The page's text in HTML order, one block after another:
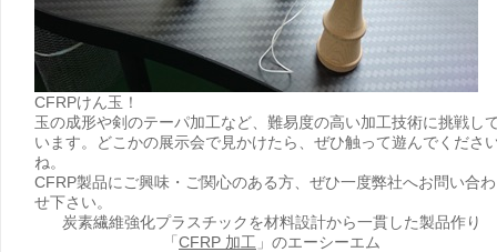
CFRPけん玉！
玉の成形や剣のテーパ加工など、難易度の高い加工技術に挑戦し
います。どこかの展示会で見かけたら、ぜひ触って遊んでくださ
ね。
CFRP製品にご興味・ご関心のある方、ぜひ一度弊社へお問い合わ
せ下さい。
炭素繊維強化プラスチックを材料設計から一貫した製品作り
「CFRP 加工 」のエーシーエム